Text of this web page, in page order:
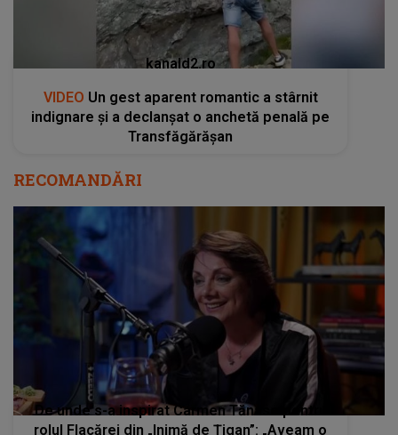
kanald2.ro
VIDEO Un gest aparent romantic a stârnit
indignare și a declanșat o anchetă penală pe
Transfăgărășan
RECOMANDĂRI
De unde s-a inspirat Carmen Tănase pentru
rolul Flacărei din „Inimă de Țigan”: „Aveam o